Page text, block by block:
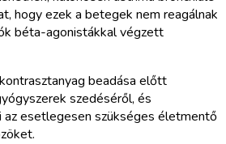
hogy ezek a betegek nem reagálnak
béta-agonistákkal végzett
beadása előtt
szedéséről, és
esetlegesen szükséges életmentő